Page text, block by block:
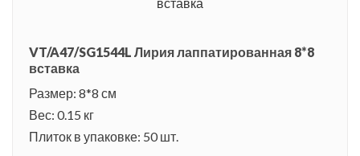
VT/A47/SG1544L Лирия лаппатированная 8*8
вставка
Размер: 8*8 см
Вес: 0.15 кг
Плиток в упаковке: 50 шт.